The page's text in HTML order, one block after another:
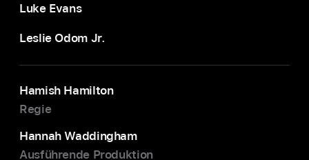
Luke Evans
Leslie Odom Jr.
Hamish Hamilton
Regie
Hannah Waddingham
Ausführende Produktion